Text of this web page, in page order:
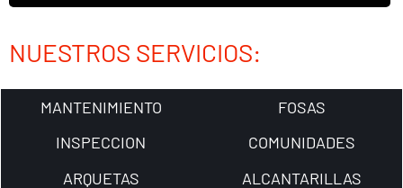
NUESTROS SERVICIOS:
MANTENIMIENTO
FOSAS
INSPECCION
COMUNIDADES
ARQUETAS
ALCANTARILLAS